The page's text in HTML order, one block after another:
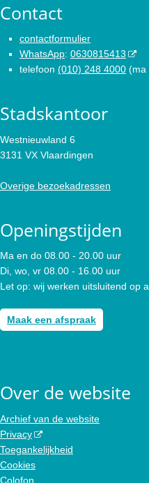
Contact
contactformulier
WhatsApp: 0630815413
telefoon (010) 248 4000 (ma
Stadskantoor
Westnieuwland 6
3131 VX Vlaardingen
Overige bezoekadressen
Openingstijden
Ma en do 08.00 - 20.00 uur
Di, wo, vr 08.00 - 16.00 uur
Let op: wij werken uitsluitend op
Maak een afspraak
Over de website
Archief van de website
Privacy
Toegankelijkheid
Cookies
Colofon